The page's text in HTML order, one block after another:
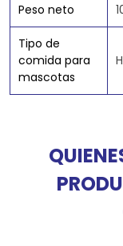
Peso neto
Tipo de
comida para
mascotas